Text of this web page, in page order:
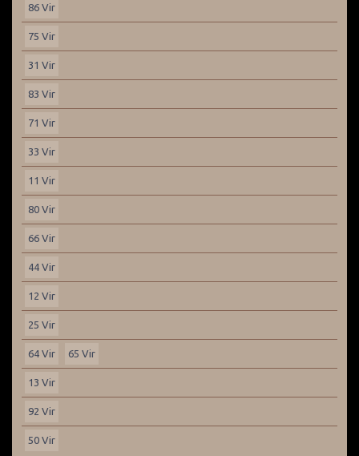
86 Vir
75 Vir
31 Vir
83 Vir
71 Vir
33 Vir
11 Vir
80 Vir
66 Vir
44 Vir
12 Vir
25 Vir
64 Vir 65 Vir
13 Vir
92 Vir
50 Vir